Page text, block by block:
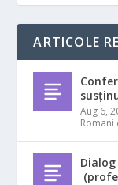
ARTICOLE
Aug 6,